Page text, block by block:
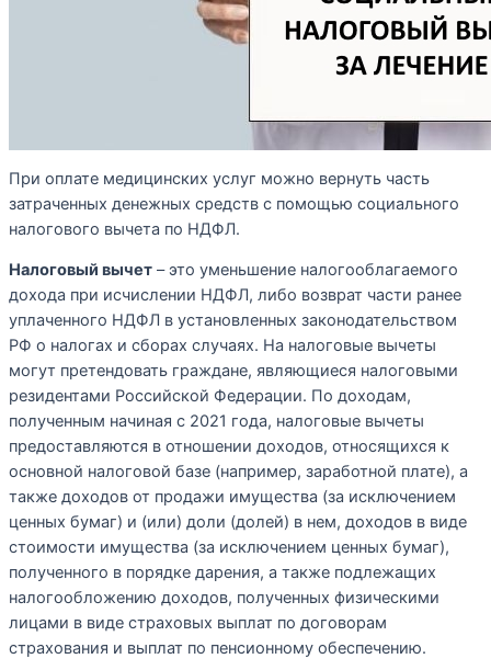
При оплате медицинских услуг можно вернуть часть
затраченных денежных средств с помощью социального
налогового вычета по НДФЛ.
Налоговый вычет – это уменьшение налогооблагаемого
дохода при исчислении НДФЛ, либо возврат части ранее
уплаченного НДФЛ в установленных законодательством
РФ о налогах и сборах случаях. На налоговые вычеты
могут претендовать граждане, являющиеся налоговыми
резидентами Российской Федерации. По доходам,
полученным начиная с 2021 года, налоговые вычеты
предоставляются в отношении доходов, относящихся к
основной налоговой базе (например, заработной плате), а
также доходов от продажи имущества (за исключением
ценных бумаг) и (или) доли (долей) в нем, доходов в виде
стоимости имущества (за исключением ценных бумаг),
полученного в порядке дарения, а также подлежащих
налогообложению доходов, полученных физическими
лицами в виде страховых выплат по договорам
страхования и выплат по пенсионному обеспечению.